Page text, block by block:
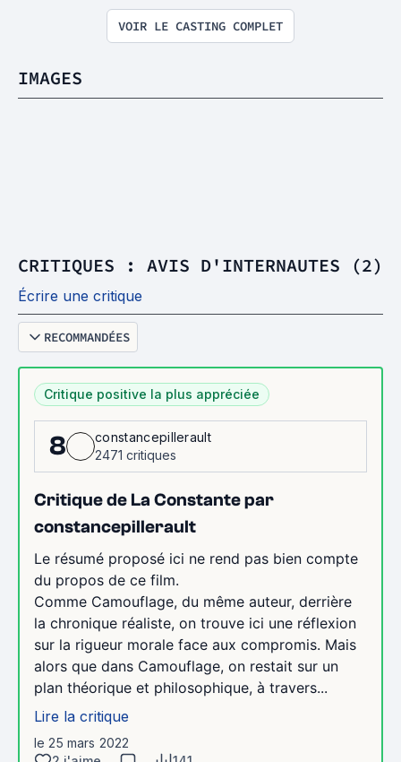
VOIR LE CASTING COMPLET
IMAGES
CRITIQUES : AVIS D'INTERNAUTES (2)
Écrire une critique
RECOMMANDÉES
Critique positive la plus appréciée
8
constancepillerault
2471 critiques
Critique de La Constante par
constancepillerault
Le résumé proposé ici ne rend pas bien compte
du propos de ce film.
Comme Camouflage, du même auteur, derrière
la chronique réaliste, on trouve ici une réflexion
sur la rigueur morale face aux compromis. Mais
alors que dans Camouflage, on restait sur un
plan théorique et philosophique, à travers...
Lire la critique
le 25 mars 2022